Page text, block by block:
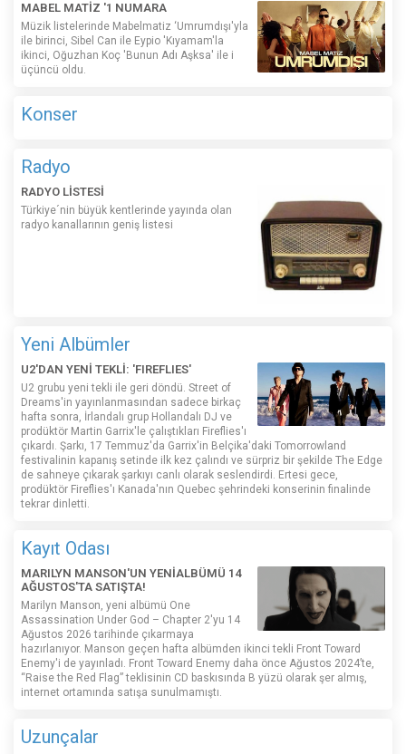
MABEL MATİZ '1 NUMARA
Müzik listelerinde Mabelmatiz ‘Umrumdışı'yla
ile birinci, Sibel Can ile Eypio 'Kıyamam'la
ikinci, Oğuzhan Koç 'Bunun Adı Aşksa' ile i
üçüncü oldu.
Konser
Radyo
RADYO LİSTESİ
Türkiye´nin büyük kentlerinde yayında olan
radyo kanallarının geniş listesi
Yeni Albümler
U2'DAN YENİ TEKLİ: 'FIREFLIES'
U2 grubu yeni tekli ile geri döndü. Street of
Dreams'in yayınlanmasından sadece birkaç
hafta sonra, İrlandalı grup Hollandalı DJ ve
prodüktör Martin Garrix'le çalıştıkları Fireflies'ı
çıkardı. Şarkı, 17 Temmuz'da Garrix'in Belçika'daki Tomorrowland
festivalinin kapanış setinde ilk kez çalındı ​​ve sürpriz bir şekilde The Edge
de sahneye çıkarak şarkıyı canlı olarak seslendirdi. Ertesi gece,
prodüktör Fireflies'ı Kanada'nın Quebec şehrindeki konserinin finalinde
tekrar dinletti.
Kayıt Odası
MARILYN MANSON'UN YENİALBÜMÜ 14
AĞUSTOS'TA SATIŞTA!
Marilyn Manson, yeni albümü One
Assassination Under God – Chapter 2'yu 14
Ağustos 2026 tarihinde çıkarmaya
hazırlanıyor. Manson geçen hafta albümden ikinci tekli Front Toward
Enemy'i de yayınladı. Front Toward Enemy daha önce Ağustos 2024’te,
“Raise the Red Flag” teklisinin CD baskısında B yüzü olarak şer almış,
internet ortamında satışa sunulmamıştı.
Uzunçalar